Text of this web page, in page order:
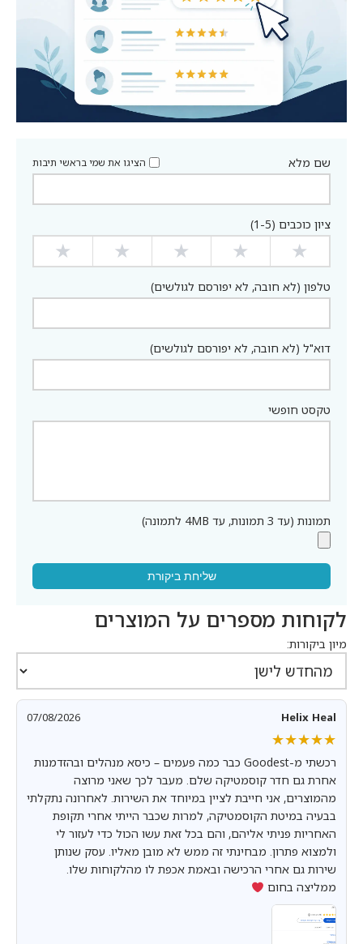
שם מלא הציגו את שמי בראשי תיבות
ציון כוכבים (1-5)
★
★
★
★
★
טלפון (לא חובה, לא יפורסם לגולשים)
דוא"ל (לא חובה, לא יפורסם לגולשים)
טקסט חופשי
תמונות (עד 3 תמונות, עד 4MB לתמונה)
שליחת ביקורת
לקוחות מספרים על המוצרים
מיון ביקורות:
Helix Heal
07/08/2026
★★★★★
★★★★★
רכשתי מ-Goodest כבר כמה פעמים – כיסא מנהלים ובהזדמנות
אחרת גם חדר קוסמטיקה שלם. מעבר לכך שאני מרוצה
מהמוצרים, אני חייבת לציין במיוחד את השירות. לאחרונה נתקלתי
בבעיה במיטת הקוסמטיקה, למרות שכבר הייתי אחרי תקופת
האחריות פניתי אליהם, והם בכל זאת עשו הכול כדי לעזור לי
ולמצוא פתרון. מבחינתי זה ממש לא מובן מאליו. עסק שנותן
שירות גם אחרי הרכישה ובאמת אכפת לו מהלקוחות שלו.
ממליצה בחום